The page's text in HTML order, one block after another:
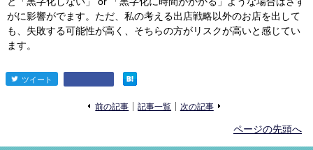
がに影響がでます。ただ、私の考える出店戦略以外のお店を出して
も、失敗する可能性が高く、そちらの方がリスクが高いと感じてい
ます。
entry1082
ツイート
«
前の記事 記事一覧 次の記事
ページの先頭へ